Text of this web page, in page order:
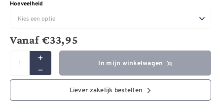
Hoeveelheid
Vanaf€33,95
In mijn winkelwagen
Liever zakelijk bestellen